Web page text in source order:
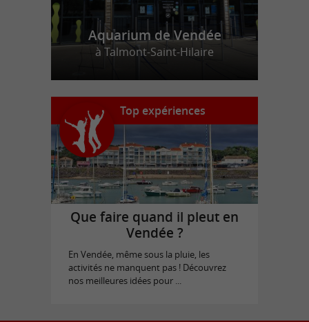
Aquarium de Vendée
à Talmont-Saint-Hilaire
Top expériences
Que faire quand il pleut en
Vendée ?
En Vendée, même sous la pluie, les
activités ne manquent pas ! Découvrez
nos meilleures idées pour ...